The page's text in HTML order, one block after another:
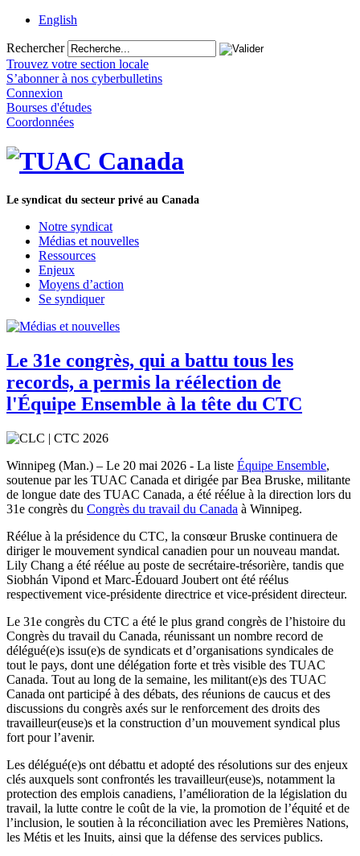
English
Rechercher
Trouvez votre section locale
S’abonner à nos cyberbulletins
Connexion
Bourses d'études
Coordonnées
Le syndicat du secteur privé au Canada
Notre syndicat
Médias et nouvelles
Ressources
Enjeux
Moyens d’action
Se syndiquer
Le 31e congrès, qui a battu tous les
records, a permis la réélection de
l'Équipe Ensemble à la tête du CTC
Winnipeg (Man.) – Le 20 mai 2026 - La liste Équipe Ensemble,
soutenue par les TUAC Canada et dirigée par Bea Bruske, militante
de longue date des TUAC Canada, a été réélue à la direction lors du
31e congrès du Congrès du travail du Canada à Winnipeg.
Réélue à la présidence du CTC, la consœur Bruske continuera de
diriger le mouvement syndical canadien pour un nouveau mandat.
Lily Chang a été réélue au poste de secrétaire-trésorière, tandis que
Siobhán Vipond et Marc-Édouard Joubert ont été réélus
respectivement vice-présidente directrice et vice-président directeur.
Le 31e congrès du CTC a été le plus grand congrès de l’histoire du
Congrès du travail du Canada, réunissant un nombre record de
délégué(e)s issu(e)s de syndicats et d’organisations syndicales de
tout le pays, dont une délégation forte et très visible des TUAC
Canada. Tout au long de la semaine, les militant(e)s des TUAC
Canada ont participé à des débats, des réunions de caucus et des
discussions du congrès axés sur le renforcement des droits des
travailleur(euse)s et la construction d’un mouvement syndical plus
fort pour l’avenir.
Les délégué(e)s ont débattu et adopté des résolutions sur des enjeux
clés auxquels sont confrontés les travailleur(euse)s, notamment la
protection des emplois canadiens, l’amélioration de la législation du
travail, la lutte contre le coût de la vie, la promotion de l’équité et de
l’inclusion, le soutien à la réconciliation avec les Premières Nations,
les Métis et les Inuits, ainsi que la défense des services publics.